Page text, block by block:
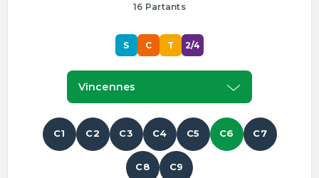
16 Partants
S C T 2/4
Vincennes
C1 C2 C3 C4 C5 C6 C7
C8 C9